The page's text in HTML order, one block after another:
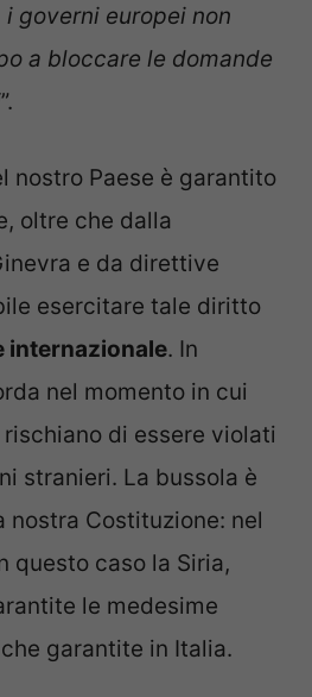
governi europei non
a bloccare le domande
”.
nostro Paese è garantito
oltre che dalla
e da direttive
esercitare tale diritto
internazionale. In
nel momento in cui
di essere violati
stranieri. La bussola è
nostra Costituzione: nel
questo caso la Siria,
le medesime
garantite in Italia.